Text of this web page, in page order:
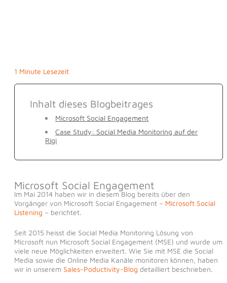
1 Minute Lesezeit
Inhalt dieses Blogbeitrages
Microsoft Social Engagement
Case Study: Social Media Monitoring auf der
Rigi
Microsoft Social Engagement
Im Mai 2014 haben wir in diesem Blog bereits über den
Vorgänger von Microsoft Social Engagement – Microsoft Social
Listening – berichtet.
Seit 2015 heisst die Social Media Monitoring Lösung von
Microsoft nun Microsoft Social Engagement (MSE) und wurde um
viele neue Möglichkeiten erweitert. Wie Sie mit MSE die Social
Media sowie die Online Media Kanäle monitoren können, haben
wir in unserem Sales-Poductivity-Blog detailliert beschrieben.